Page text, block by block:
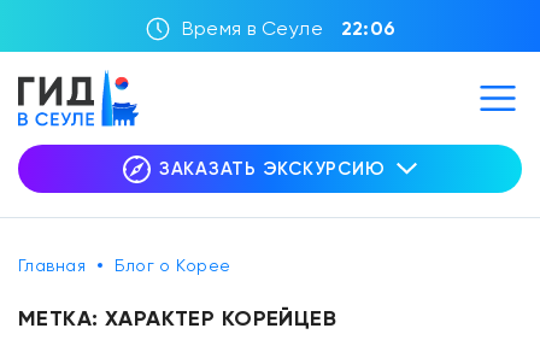
Время в Сеуле 22:06
ЗАКАЗАТЬ ЭКСКУРСИЮ
Главная Блог о Корее
МЕТКА: ХАРАКТЕР КОРЕЙЦЕВ